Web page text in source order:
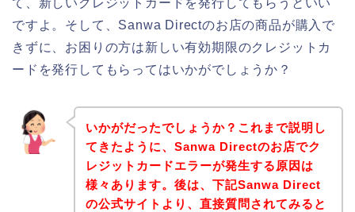
て、新しいクレジットカードを発行してもらうといい
ですよ。そして、Sanwa Directのお店の商品が購入で
きずに、お困りの方は新しい有効期限のクレジットカ
ードを発行してもらってはいかがでしょうか？
いかがだったでしょうか？これまで説明し
てきたように、Sanwa Directのお店でク
レジットカードエラーが発生する原因は
様々あります。後は、下記Sanwa Direct
の公式サイトより、直接質問されてみると